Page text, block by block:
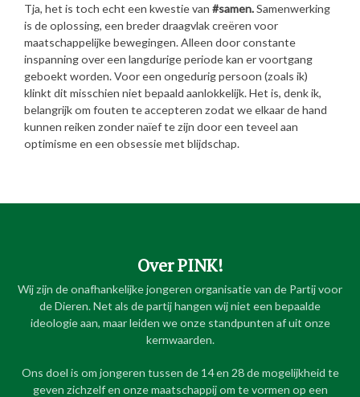
Tja, het is toch echt een kwestie van #samen.Samenwerking
is de oplossing, een breder draagvlak creëren voor
maatschappelijke bewegingen. Alleen door constante
inspanning over een langdurige periode kan er voortgang
geboekt worden. Voor een ongedurig persoon (zoals ik)
klinkt dit misschien niet bepaald aanlokkelijk. Het is, denk ik,
belangrijk om fouten te accepteren zodat we elkaar de hand
kunnen reiken zonder naïef te zijn door een teveel aan
optimisme en een obsessie met blijdschap.
Over PINK!
Wij zijn de onafhankelijke jongeren organisatie van de Partij voor
de Dieren. Net als de partij hangen wij niet een bepaalde
ideologie aan, maar leiden we onze standpunten af uit onze
kernwaarden.
Ons doel is om jongeren tussen de 14 en 28 de mogelijkheid te
geven zichzelf en onze maatschappij om te vormen op een